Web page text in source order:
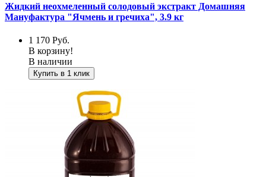
Жидкий неохмеленный солодовый экстракт Домашняя
Мануфактура "Ячмень и гречиха", 3.9 кг
1 170 Руб.
В корзину!
В наличии
Купить в 1 клик